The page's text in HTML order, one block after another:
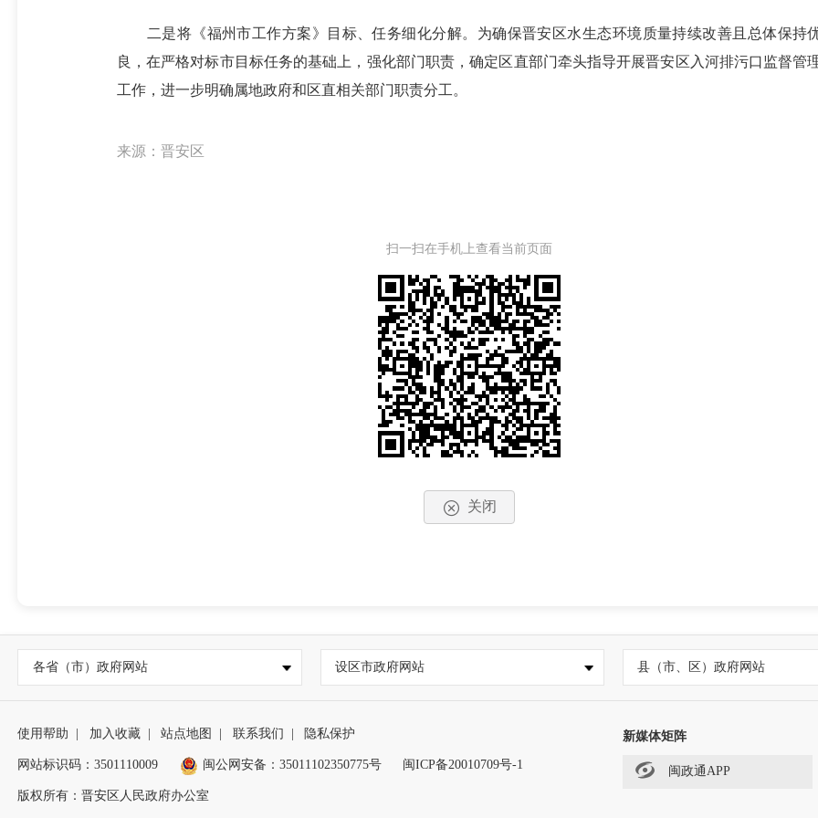
二是将《福州市工作方案》目标、任务细化分解。为确保晋安区水生态环境质量持续改善且总体保持
良，在严格对标市目标任务的基础上，强化部门职责，确定区直部门牵头指导开展晋安区入河排污口监督管
工作，进一步明确属地政府和区直相关部门职责分工。
来源：晋安区
扫一扫在手机上查看当前页面
关闭
各省（市）政府网站 设区市政府网站 县（市、区）政府网站
使用帮助 加入收藏 站点地图 联系我们 隐私保护
网站标识码：3501110009 闽公网安备：35011102350775号 闽ICP备20010709号-1
版权所有：晋安区人民政府办公室
新媒体矩阵
闽政通APP